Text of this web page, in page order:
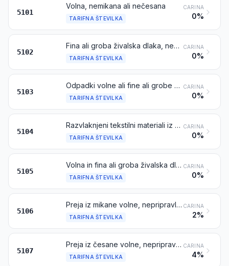
5101
Volna, nemikana ali nečesana
TARIFNA ŠTEVILKA
CARINA
0%
5102
Fina ali groba živalska dlaka, nemikana ali nečesana
TARIFNA ŠTEVILKA
CARINA
0%
5103
Odpadki volne ali fine ali grobe živalske dlake, vključno z odpadki preje, toda brez razvlaknjenih tekstilnih materialov
TARIFNA ŠTEVILKA
CARINA
0%
5104
Razvlaknjeni tekstilni materiali iz volne ali fine ali grobe živalske dlake
TARIFNA ŠTEVILKA
CARINA
0%
5105
Volna in fina ali groba živalska dlaka, mikana ali česana (vključno s česano volno, v kosmih)
TARIFNA ŠTEVILKA
CARINA
0%
5106
Preja iz mikane volne, nepripravljena za prodajo na drobno
TARIFNA ŠTEVILKA
CARINA
2%
5107
Preja iz česane volne, nepripravljena za prodajo na drobno
TARIFNA ŠTEVILKA
CARINA
4%